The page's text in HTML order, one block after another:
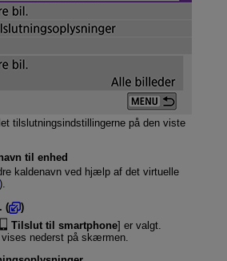
tilslutningsindstillingerne på den viste
til enhed
kaldenavn ved hjælp af det virtuelle
).
(
)
Tilslut til smartphone] er valgt.
nederst på skærmen.